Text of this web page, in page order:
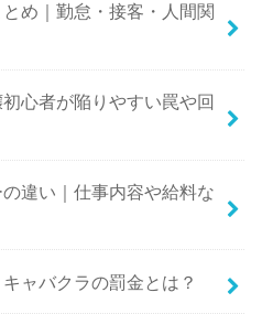
め｜勤怠・接客・人間関
心者が陥りやすい罠や回
違い｜仕事内容や給料な
ャバクラの罰金とは？